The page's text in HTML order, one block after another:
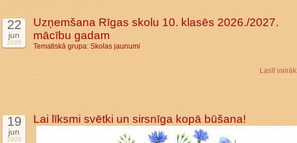
22
jun
2026
Uzņemšana Rīgas skolu 10. klasēs 2026./2027.
mācību gadam
Tematiskā grupa: Skolas jaunumi
Lasīt vairāk
19
jun
2026
Lai līksmi svētki un sirsnīga kopā būšana!